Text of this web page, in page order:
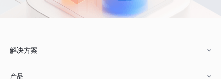
解决方案
产品